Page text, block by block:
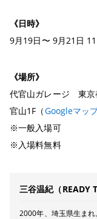
《日時》
9月19日〜 9月21日
《場所》
代官山ガレージ 東京
官山1F（Googleマッ
※一般入場可
※入場料無料
三谷温紀（READY
2000年、埼玉県生ま